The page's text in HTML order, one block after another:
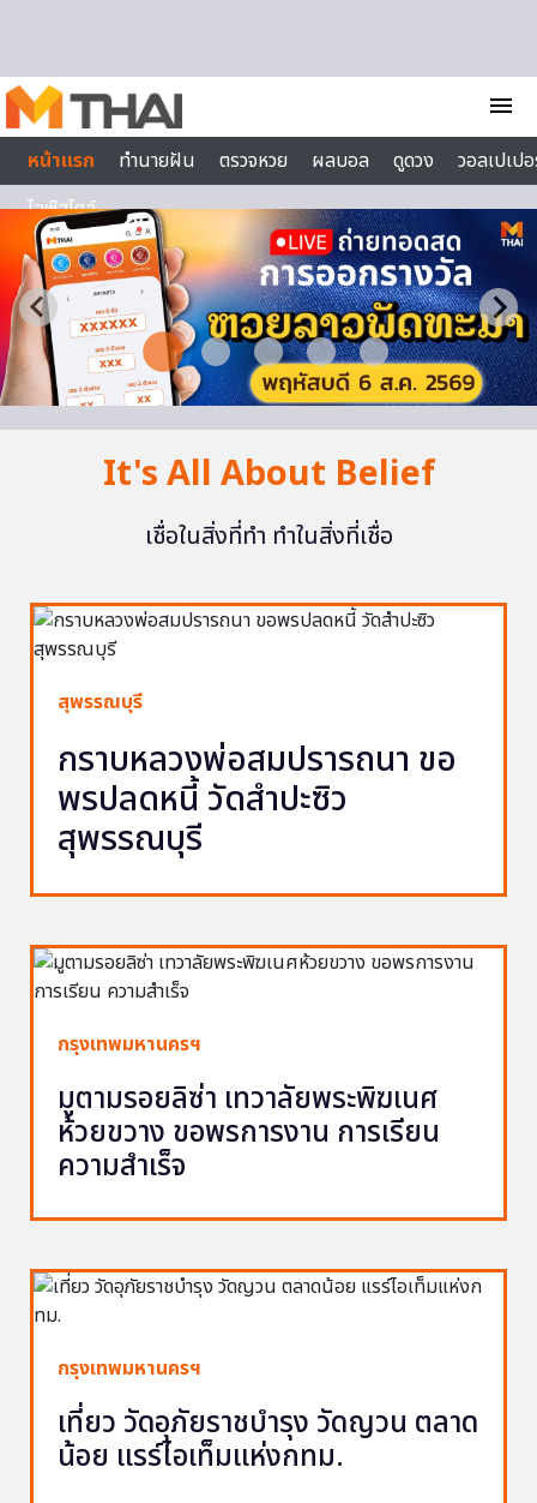
menu
หน้าแรก
ทำนายฝัน ตรวจหวย ผลบอล ดูดวง
วอลเปเป
ไลฟ์สไตล์
It's All About Belief
เชื่อในสิ่งที่ทำ ทำในสิ่งที่เชื่อ
สุพรรณบุรี
กราบหลวงพ่อสมปรารถนา ขอ
พรปลดหนี้ วัดสำปะซิว
สุพรรณบุรี
กรุงเทพมหานครฯ
มูตามรอยลิซ่า เทวาลัยพระพิฆเนศ
ห้วยขวาง ขอพรการงาน การเรียน
ความสำเร็จ
กรุงเทพมหานครฯ
เที่ยว วัดอุภัยราชบำรุง วัดญวน ตลาด
น้อย แรร์ไอเท็มแห่งกทม.